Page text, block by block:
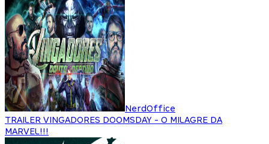
NerdOffice
TRAILER VINGADORES DOOMSDAY - O MILAGRE DA
MARVEL!!!